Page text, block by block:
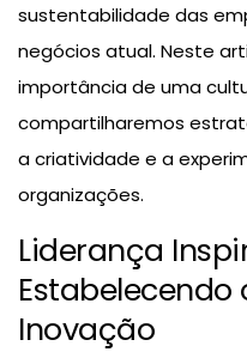
sustentabilidade das
negócios atual. Neste
importância de uma
compartilharemos
a criatividade e a
organizações.
Liderança
Inovação